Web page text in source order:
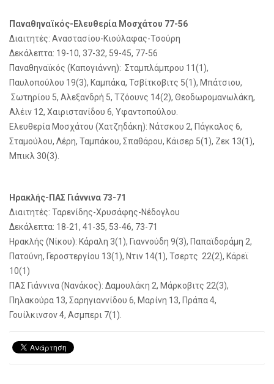
Παναθηναϊκός-Ελευθερία Μοσχάτου 77-56
Διαιτητές: Αναστασίου-Κιούλαφας-Τσούρη
Δεκάλεπτα: 19-10, 37-32, 59-45, 77-56
Παναθηναϊκός (Καπογιάννη): Σταμπλάμπρου 11(1),
Παυλοπούλου 19(3), Καμπάκα, Τσβίτκοβιτς 5(1), Μπάτσιου,
Σωτηρίου 5, Αλεξανδρή 5, Τζόουνς 14(2), Θεοδωρομανωλάκη,
Αλέιν 12, Χαιριστανίδου 6, Υφαντοπούλου.
Ελευθερία Μοσχάτου (Χατζηδάκη): Νάτσκου 2, Πάγκαλος 6,
Σταμούλου, Λέρη, Ταμπάκου, Σπαθάρου, Κάισερ 5(1), Ζεκ 13(1),
Μπικλ 30(3).
Ηρακλής-ΠΑΣ Γιάννινα 73-71
Διαιτητές: Ταρενίδης-Χρυσάφης-Νέδογλου
Δεκάλεπτα: 18-21, 41-35, 53-46, 73-71
Ηρακλής (Νίκου): Κάραλη 3(1), Γιαννούδη 9(3), Παπαϊδοράμη 2,
Πατούνη, Γεροστεργίου 13(1), Ντιν 14(1), Τσερτς 22(2), Κάρεϊ
10(1)
ΠΑΣ Γιάννινα (Νανάκος): Δαμουλάκη 2, Μάρκοβιτς 22(3),
Πηλακούρα 13, Σαρηγιαννίδου 6, Μαρίνη 13, Πράπα 4,
Γουίλκινσον 4, Ασμπερι 7(1).